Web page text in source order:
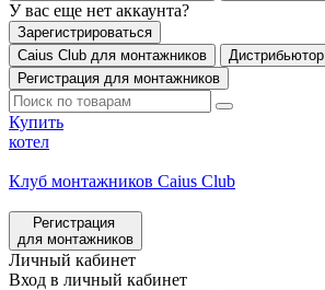
У вас еще нет аккаунта?
Зарегистрироваться
Caius Club для монтажников
Дистрибьютор
Регистрация для монтажников
Купить
котел
Клуб монтажников Caius Club
Регистрация
для монтажников
Личный кабинет
Вход в личный кабинет